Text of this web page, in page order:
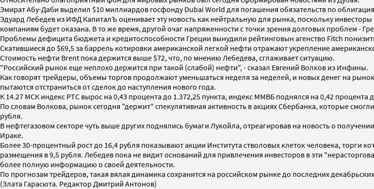
Эмират Абу-Даби выделил $10 миллиардов госфонду Dubai World для погашения обязательств по
Эдуард Лебедев из ИФД КапиталЪ оценивает эту новость как нейтральную для рынка, поскольку
компаниям будет оказана. В то же время, другой очаг напряженности с точки зрения долговых проблем -
Проблемы дефицита бюджета и кредитоспособности Греции вынудили рейтинговын агенство Fitch
Скатившиеся до $69,5 за баррель котировки американской легкой нефти отражают укрепление
Стоимость нефти Brent пока держится выше $72, что, по мнению Лебедева, сглаживает ситуацию.
"Российский рынок еще неплохо держится при такой (слабой) нефти", - сказал Евгений Волков из Инфины.
Как говорят трейдеры, объемы торгов продолжают уменьшаться неделя за неделей, и новых денег на рынок
пытаются отстраниться от сделок до наступления нового года.
К 14.27 МСК индекс РТС вырос на 0,43 процента до 1.372,25 пункта, индекс ММВБ поднялся на 0,42 процента
По словам Волкова, рынок сегодня "держит" спекулятивная активность в акциях Сбербанка, которые
рубля.
В нефтегазовом секторе чуть выше других поднялись бумаги Лукойла, отреагировав на новость о
Ираке.
Более 30-процентный рост до 16,4 рубля показывают акции Института стволовых клеток человека, торги
размещения в 9,5 рубля. Лебедев пока не видит оснований для привлечения инвесторов в эти
более полную информацию о своей деятельности.
По прогнозам трейдеров, такая вялая динамика сохранится на российском рынке до последних
(Злата Гарасюта. Редактор Дмитрий Антонов)